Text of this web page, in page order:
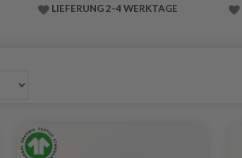
LIEFERUNG 2-4 WERKTAGE